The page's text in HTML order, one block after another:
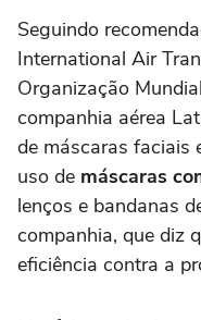
Seguindo
International Air
Organização
companhia aérea
de máscaras faciais
uso de máscaras
lenços e bandanas
companhia, que diz
eficiência contra a